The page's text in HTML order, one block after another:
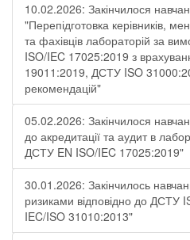
10.02.2026: Закінчилося
"Перепідготовка керівників,
та фахівців лабораторій за
ISO/IEC 17025:2019 з
19011:2019, ДСТУ ISO
рекомендацій"
05.02.2026: Закінчилося
до акредитації та аудит в
ДСТУ EN ISO/IEC 17025:2019"
30.01.2026: Закінчилось
ризиками відповідно до ДСТУ
IEC/ISO 31010:2013"